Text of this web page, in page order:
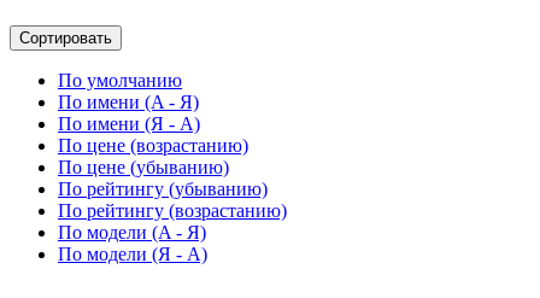
Сортировать
По умолчанию
По имени (A - Я)
По имени (Я - A)
По цене (возрастанию)
По цене (убыванию)
По рейтингу (убыванию)
По рейтингу (возрастанию)
По модели (A - Я)
По модели (Я - A)